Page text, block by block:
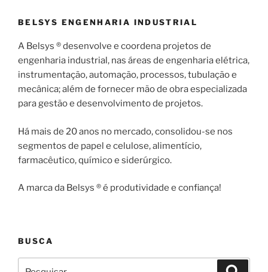
BELSYS ENGENHARIA INDUSTRIAL
A Belsys ® desenvolve e coordena projetos de
engenharia industrial, nas áreas de engenharia elétrica,
instrumentação, automação, processos, tubulação e
mecânica; além de fornecer mão de obra especializada
para gestão e desenvolvimento de projetos.
Há mais de 20 anos no mercado, consolidou-se nos
segmentos de papel e celulose, alimentício,
farmacêutico, químico e siderúrgico.
A marca da Belsys ® é produtividade e confiança!
BUSCA